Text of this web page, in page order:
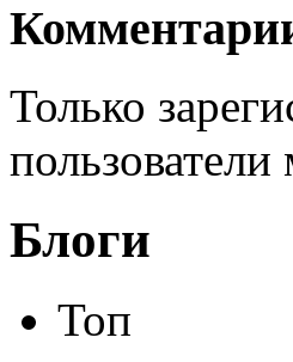
Только
Блоги
Топ